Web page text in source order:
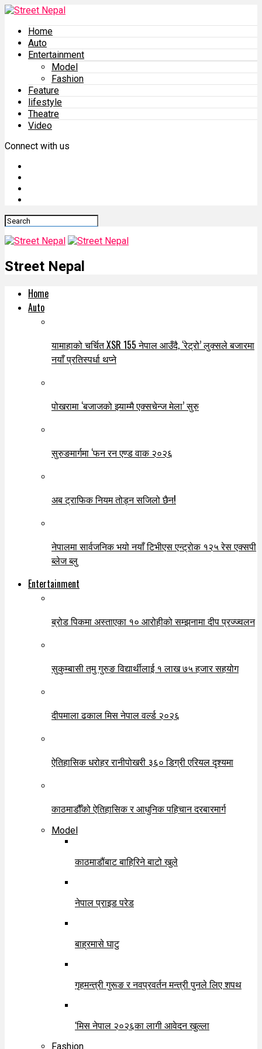
Home
Auto
Entertainment
Model
Fashion
Feature
lifestyle
Theatre
Video
Connect with us
Street Nepal
Home
Auto
यामाहाको चर्चित XSR 155 नेपाल आउँदै, ‘रेट्रो’ लुक्सले बजारमा
नयाँ प्रतिस्पर्धा थप्ने
पोखरामा ‘बजाजको झ्याम्मै एक्सचेन्ज मेला’ सुरु
सुरुङमार्गमा ‘फन रन एण्ड वाक २०२६
अब ट्राफिक नियम तोड्न सजिलो छैन!
नेपालमा सार्वजनिक भयो नयाँ टिभीएस एन्ट्रोक १२५ रेस एक्सपी
ब्लेज ब्लु
Entertainment
ब्रोड पिकमा अस्ताएका १० आरोहीको सम्झनामा दीप प्रज्ज्वलन
सुकुम्बासी तमु गुरुङ विद्यार्थीलाई १ लाख ७५ हजार सहयोग
दीपमाला ढकाल मिस नेपाल वर्ल्ड २०२६
ऐतिहासिक धरोहर रानीपोखरी ३६० डिग्री एरियल दृश्यमा
काठमाडौँको ऐतिहासिक र आधुनिक पहिचान दरबारमार्ग
Model
काठमाडौंबाट बाहिरिने बाटो खुले
नेपाल प्राइड परेड
बाह्रमासे घाटु
गृहमन्त्री गुरूङ र नवप्रवर्तन मन्त्री पुनले लिए शपथ
‘मिस नेपाल २०२६का लागी आवेदन खुल्ला
Fashion